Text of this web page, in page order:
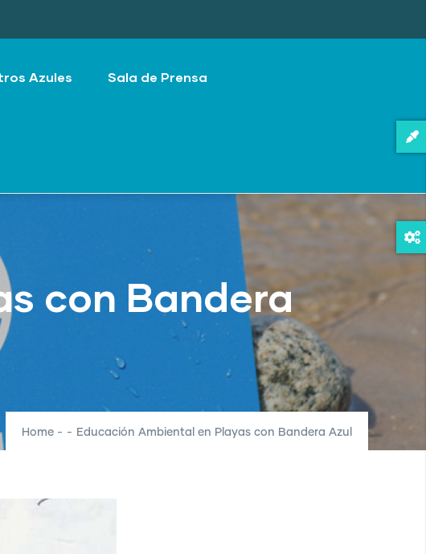
Azules Sala de Prensa
con Bandera
Home - - Educación Ambiental en Playas con Bandera Azul